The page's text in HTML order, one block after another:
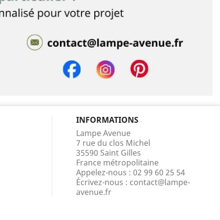
INFORMATIONS
Lampe Avenue
7 rue du clos Michel
35590 Saint Gilles
France métropolitaine
Appelez-nous : 02 99 60 25 54
Écrivez-nous : contact@lampe-
avenue.fr